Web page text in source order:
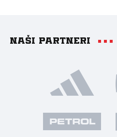
Naši partneri